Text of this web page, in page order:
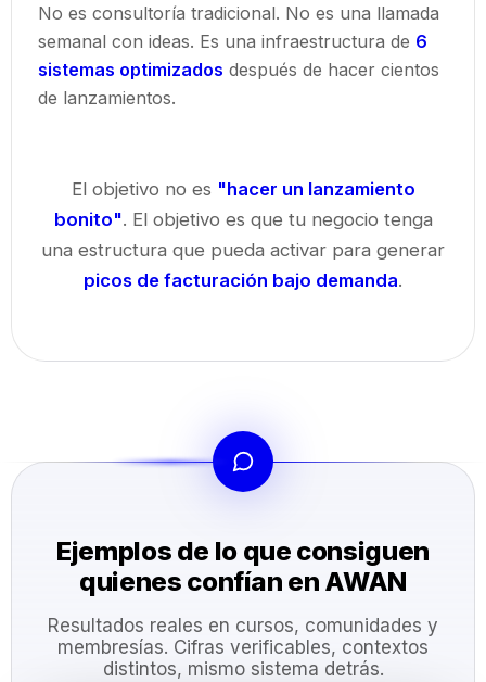
No es consultoría tradicional. No es una llamada
semanal con ideas. Es una infraestructura de 6
sistemas optimizados después de hacer cientos
de lanzamientos.
El objetivo no es "hacer un lanzamiento
bonito". El objetivo es que tu negocio tenga
una estructura que pueda activar para generar
picos de facturación bajo demanda.
Ejemplos de lo que consiguen
quienes confían en AWAN
Resultados reales en cursos, comunidades y
membresías. Cifras verificables, contextos
distintos, mismo sistema detrás.